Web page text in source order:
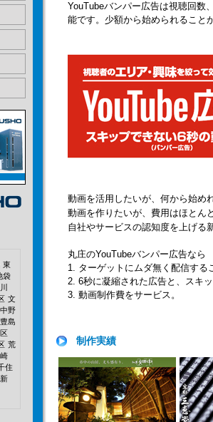
東
袋
文
中野
豊島
荒
住
YouTubeバンパー広告は視聴回数
能です。少額から始められること
動画を活用したいが、何から始め
動画を作りたいが、費用
自社やサービスの認知度を上げる
丸庄のYouTubeバンパー広告なら
1. ターゲットにムダ無く配信する
2. 6秒に凝縮された広告と、スキ
3. 動画制作費をサービス。
制作実績